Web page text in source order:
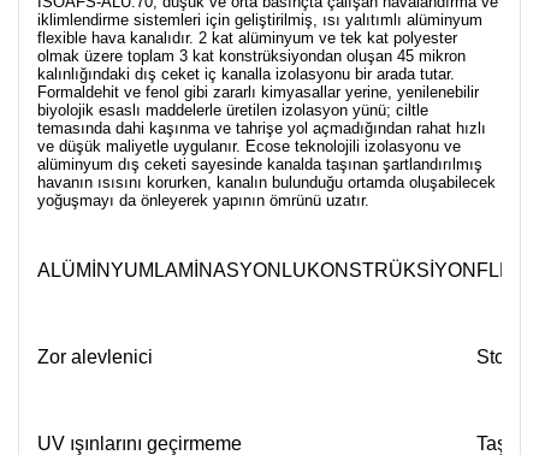
iklimlendirme sistemleri için geliştirilmiş, ısı yalıtımlı alüminyum
flexible hava kanalıdır. 2 kat alüminyum ve tek kat polyester
olmak üzere toplam 3 kat konstrüksiyondan oluşan 45 mikron
kalınlığındaki dış ceket iç kanalla izolasyonu bir arada tutar.
Formaldehit ve fenol gibi zararlı kimyasallar yerine, yenilenebilir
biyolojik esaslı maddelerle üretilen izolasyon yünü; ciltle
temasında dahi kaşınma ve tahrişe yol açmadığından rahat hızlı
ve düşük maliyetle uygulanır. Ecose teknolojili izolasyonu ve
alüminyum dış ceketi sayesinde kanalda taşınan şartlandırılmış
havanın ısısını korurken, kanalın bulunduğu ortamda oluşabilecek
yoğuşmayı da önleyerek yapının ömrünü uzatır.
ALÜMİNYUMLAMİNASYONLUKONSTRÜKSİYON
Zor alevlenici
UV ışınlarını geçirmeme